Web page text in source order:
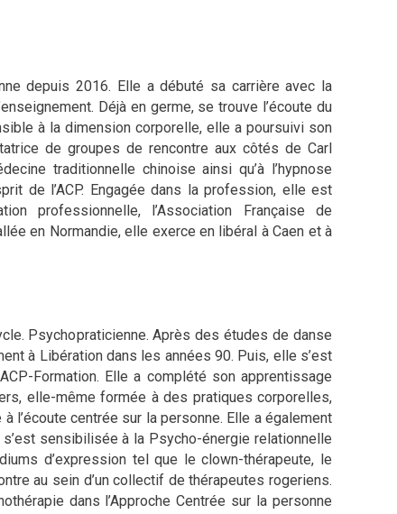
depuis 2016. Elle a débuté sa carrière avec la
Déjà en germe, se trouve l’écoute du
à la dimension corporelle, elle a poursuivi son
de groupes de rencontre aux côtés de Carl
traditionnelle chinoise ainsi qu’à l’hypnose
de l’ACP. Engagée dans la profession, elle est
professionnelle, l’Association Française de
en Normandie, elle exerce en libéral à Caen et à
Psychopraticienne. Après des études de danse
à Libération dans les années 90. Puis, elle s’est
Formation. Elle a complété son apprentissage
elle-même formée à des pratiques corporelles,
l’écoute centrée sur la personne. Elle a également
sensibilisée à la Psycho-énergie relationnelle
d’expression tel que le clown-thérapeute, le
au sein d’un collectif de thérapeutes rogeriens.
dans l’Approche Centrée sur la personne